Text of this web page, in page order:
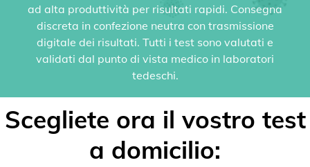
ad alta produttività per risultati rapidi. Consegna
discreta in confezione neutra con trasmissione
digitale dei risultati. Tutti i test sono valutati e
validati dal punto di vista medico in laboratori
tedeschi.
Scegliete ora il vostro test
a domicilio: